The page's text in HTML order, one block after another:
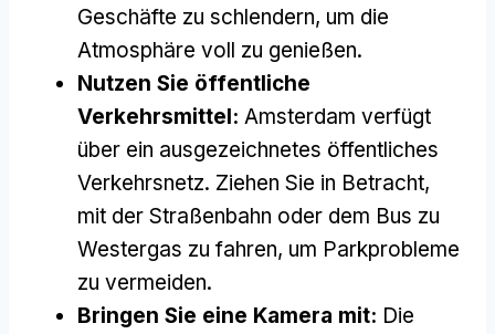
Geschäfte zu schlendern, um die
Atmosphäre voll zu genießen.
Nutzen Sie öffentliche
Verkehrsmittel: Amsterdam verfügt
über ein ausgezeichnetes öffentliches
Verkehrsnetz. Ziehen Sie in Betracht,
mit der Straßenbahn oder dem Bus zu
Westergas zu fahren, um Parkprobleme
zu vermeiden.
Bringen Sie eine Kamera mit: Die